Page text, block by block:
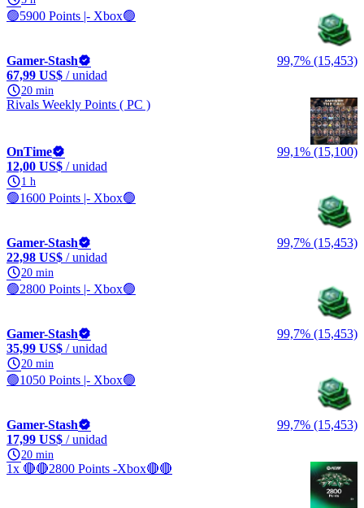
🟢5900 Points |- Xbox🟢
Gamer-Stash
99,7% (15,453)
67,99 US$ / unidad
20 min
Rivals Weekly Points ( PC )
OnTime
99,1% (15,100)
12,00 US$ / unidad
1 h
🟢1600 Points |- Xbox🟢
Gamer-Stash
99,7% (15,453)
22,98 US$ / unidad
20 min
🟢2800 Points |- Xbox🟢
Gamer-Stash
99,7% (15,453)
35,99 US$ / unidad
20 min
🟢1050 Points |- Xbox🟢
Gamer-Stash
99,7% (15,453)
17,99 US$ / unidad
20 min
1x 🔴🔴2800 Points -Xbox🔴🔴